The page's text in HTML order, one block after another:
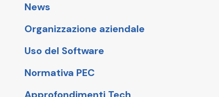
News
Organizzazione aziendale
Uso del Software
Normativa PEC